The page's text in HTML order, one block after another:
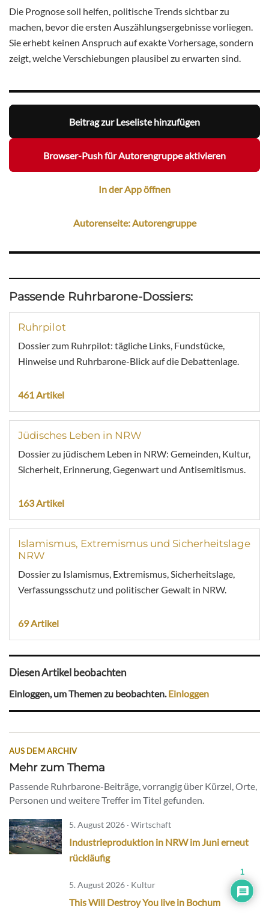
Die Prognose soll helfen, politische Trends sichtbar zu
machen, bevor die ersten Auszählungsergebnisse vorliegen.
Sie erhebt keinen Anspruch auf exakte Vorhersage, sondern
zeigt, welche Verschiebungen plausibel zu erwarten sind.
Beitrag zur Leseliste hinzufügen
Browser-Push für Autorengruppe aktivieren
In der App öffnen
Autorenseite: Autorengruppe
Passende Ruhrbarone-Dossiers:
Ruhrpilot
Dossier zum Ruhrpilot: tägliche Links, Fundstücke,
Hinweise und Ruhrbarone-Blick auf die Debattenlage.
461 Artikel
Jüdisches Leben in NRW
Dossier zu jüdischem Leben in NRW: Gemeinden, Kultur,
Sicherheit, Erinnerung, Gegenwart und Antisemitismus.
163 Artikel
Islamismus, Extremismus und Sicherheitslage
NRW
Dossier zu Islamismus, Extremismus, Sicherheitslage,
Verfassungsschutz und politischer Gewalt in NRW.
69 Artikel
Diesen Artikel beobachten
Einloggen, um Themen zu beobachten.Einloggen
AUS DEM ARCHIV
Mehr zum Thema
Passende Ruhrbarone-Beiträge, vorrangig über Kürzel, Orte,
Personen und weitere Treffer im Titel gefunden.
5. August 2026 · Wirtschaft
Industrieproduktion in NRW im Juni erneut
rückläufig
5. August 2026 · Kultur
This Will Destroy You live in Bochum
1